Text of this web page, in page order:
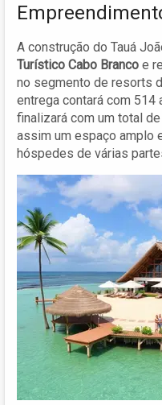
A construção do Tauá
Turístico Cabo Branco e
no segmento de resorts
entrega contará com 514
finalizará com um total
assim um espaço amplo
hóspedes de várias